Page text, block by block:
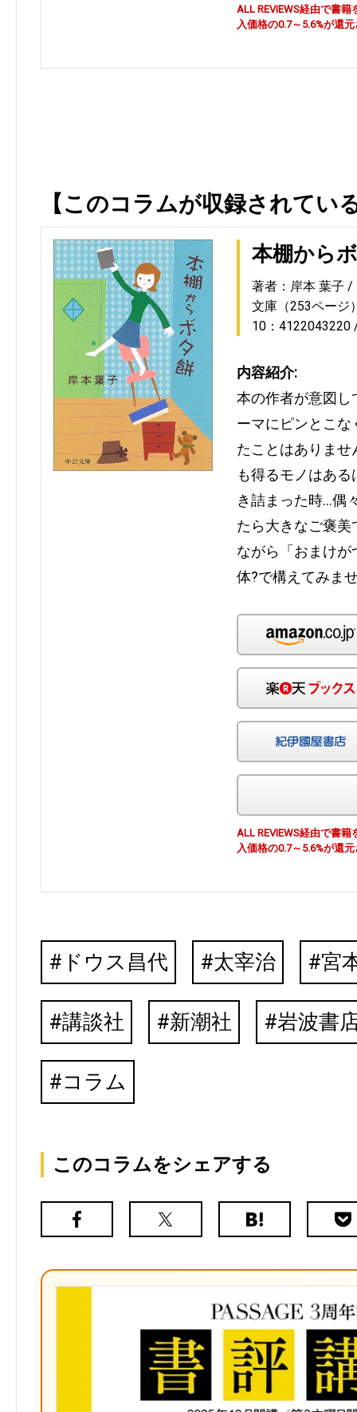
ALL REVIEWS経由で書
入価格の0.7～5.6%が還
【このコラムが収録されてい
本棚から
著者：岸本 葉子
文庫（253ページ
10：4122043220
内容紹介:
本の作者が意図し
ーマにピンとこ
たことはありませ
も得るモノはあ
き詰まった時…偶
たら大きなご褒
ながら「おまけ
体?で構えてみま
ALL REVIEWS経由で書
入価格の0.7～5.6%が還
ドウス昌代 太宰治 宮
講談社 新潮社 岩波書
コラム
このコラムをシェアする
Facebook
X（旧
は
ク
マ
ー
ク